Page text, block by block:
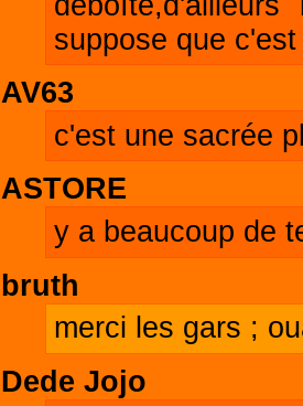
suppose que
AV63
c'est une sacrée
ASTORE
y a beaucoup de
bruth
merci les gars ;
Dede Jojo